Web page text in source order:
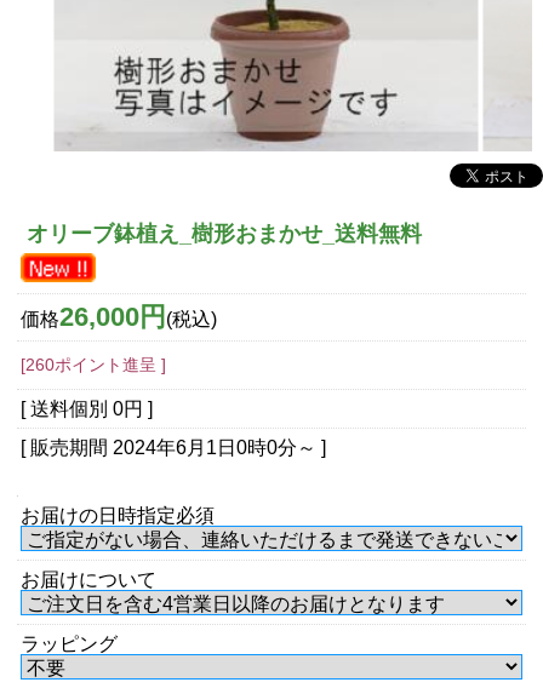
オリーブ鉢植え_樹形おまかせ_送料無料
価格26,000円 (税込)
[260ポイント進呈 ]
[ 送料個別 0円 ]
[ 販売期間 2024年6月1日0時0分 ～ ]
お届けの日時指定必須
お届けについて
ラッピング